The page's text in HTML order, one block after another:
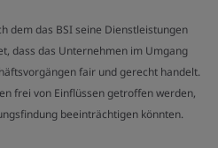
dem das BSI seine Dienstleistungen
dass das Unternehmen im Umgang
fair und gerecht handelt.
frei von Einflüssen getroffen werden,
beeinträchtigen könnten.